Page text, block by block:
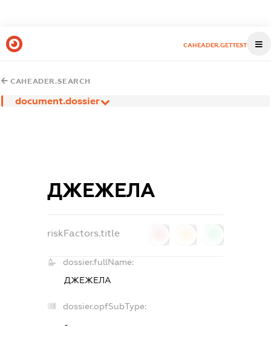
CAHEADER.GETTEST
CAHEADER.SEARCH
document.dossier
ДЖЕЖЕЛА
riskFactors.title
dossier.fullName:
ДЖЕЖЕЛА
dossier.opfSubType:
-